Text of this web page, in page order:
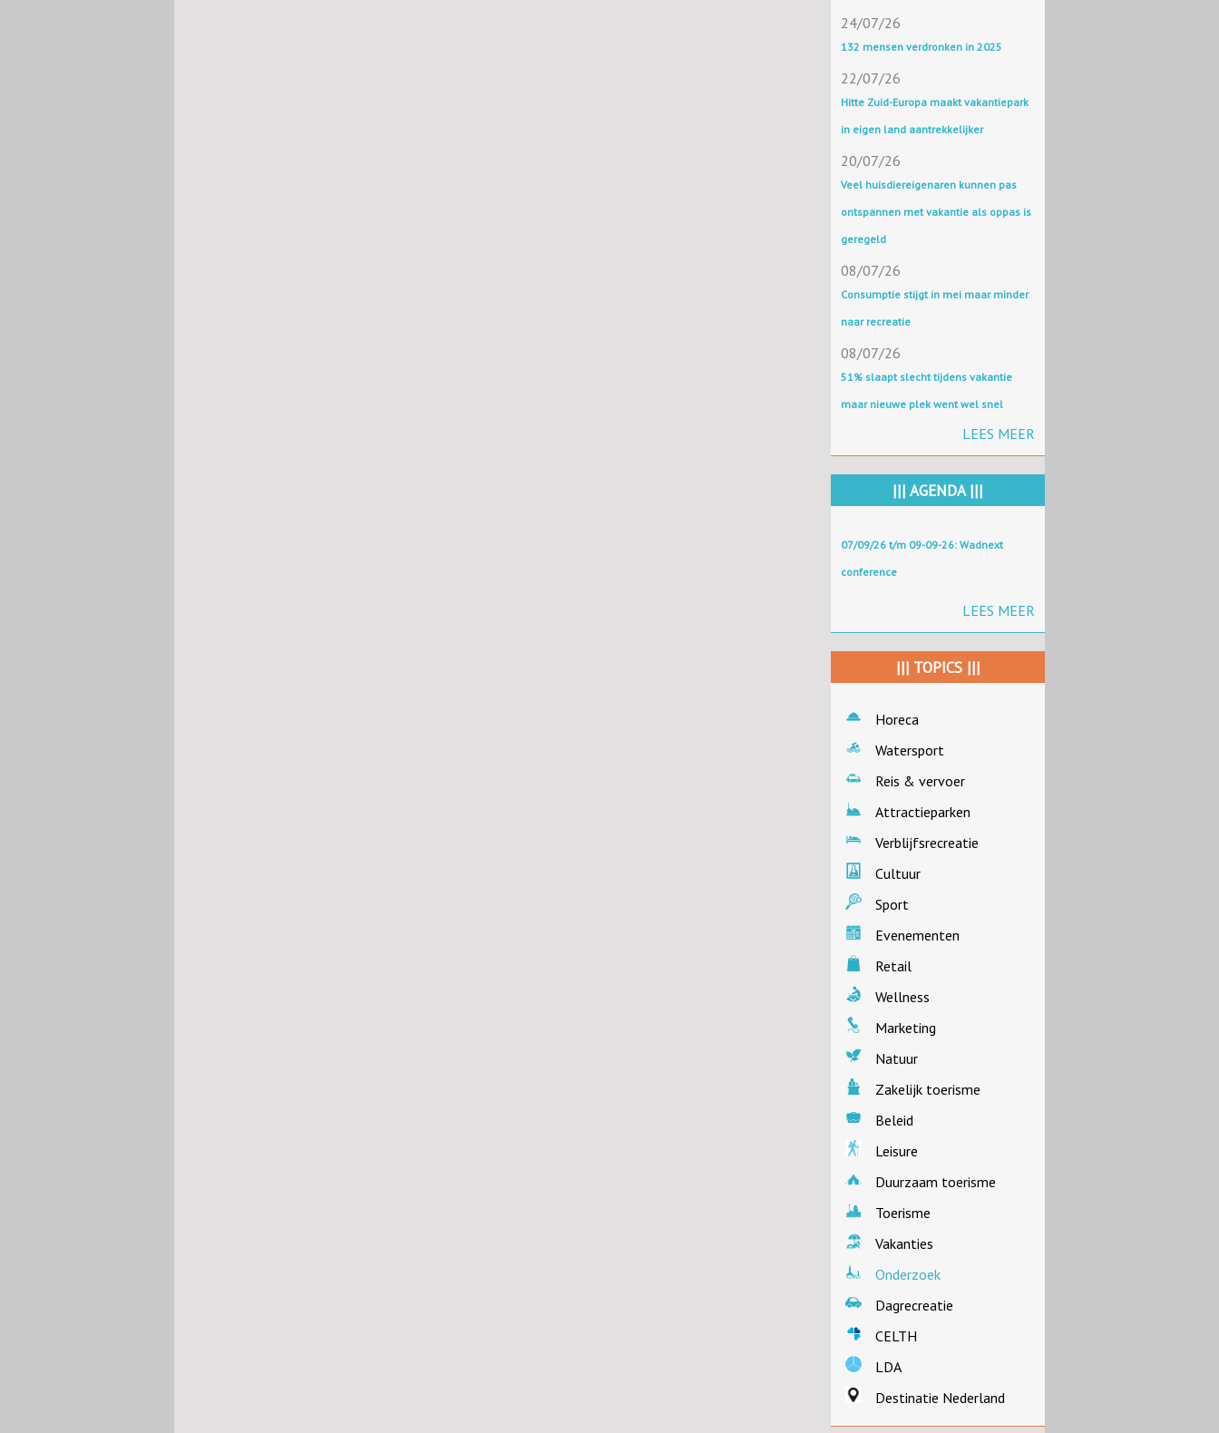
24/07/26
132 mensen verdronken in 2025
22/07/26
Hitte Zuid-Europa maakt vakantiepark
in eigen land aantrekkelijker
20/07/26
Veel huisdiereigenaren kunnen pas
ontspannen met vakantie als oppas is
geregeld
08/07/26
Consumptie stijgt in mei maar minder
naar recreatie
08/07/26
51% slaapt slecht tijdens vakantie
maar nieuwe plek went wel snel
LEES MEER
||| AGENDA |||
07/09/26 t/m 09-09-26: Wadnext
conference
LEES MEER
||| TOPICS |||
Horeca
Watersport
Reis & vervoer
Attractieparken
Verblijfsrecreatie
Cultuur
Sport
Evenementen
Retail
Wellness
Marketing
Natuur
Zakelijk toerisme
Beleid
Leisure
Duurzaam toerisme
Toerisme
Vakanties
Onderzoek
Dagrecreatie
CELTH
LDA
Destinatie Nederland